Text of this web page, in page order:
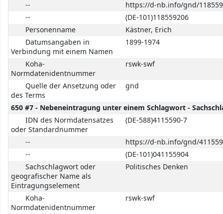
--
https://d-nb.info/gnd/
--
(DE-101)118559206
Personenname
Kästner, Erich
Datumsangaben in
Verbindung mit einem Namen
1899-1974
Koha-
Normdatenidentnummer
rswk-swf
Quelle der Ansetzung oder
des Terms
gnd
650 #7 - Nebeneintragung unter einem Schlagwort -
IDN des Normdatensatzes
oder Standardnummer
(DE-588)4115590-7
--
https://d-nb.info/gnd/
--
(DE-101)041155904
Sachschlagwort oder
geografischer Name als
Eintragungselement
Politisches Denken
Koha-
Normdatenidentnummer
rswk-swf